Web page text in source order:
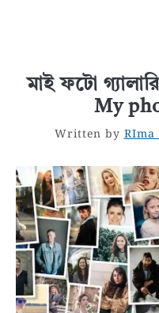
মাই ফটো
My
Written byRIma